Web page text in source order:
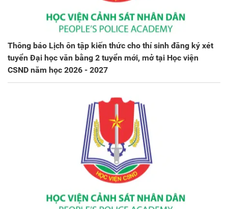
Thông báo Lịch ôn tập kiến thức cho thí sinh đăng ký xét
tuyển Đại học văn bằng 2 tuyển mới, mở tại Học viện
CSND năm học 2026 - 2027